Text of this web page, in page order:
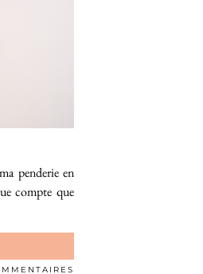
penderie en
compte que